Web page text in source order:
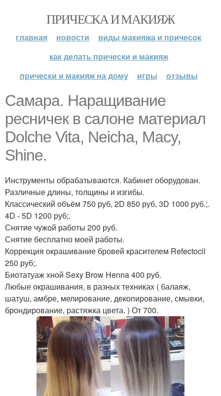
ПРИЧЕСКА И МАКИЯЖ
главная новости
виды макияжа и причесок
как делать прически и макияж
прически и макияж на дому
игры отзывы
Самара. Наращивание
ресничек в салоне материал
Dolche Vita, Neicha, Macy,
Shine.
Инструменты обрабатываются. Кабинет оборудован.
Различные длины, толщины и изгибы.
Классический объём 750 руб, 2D 850 руб, 3D 1000 руб.;.
4D - 5D 1200 руб;.
Снятие чужой работы 200 руб.
Снятие бесплатно моей работы.
Коррекция окрашивание бровей красителем Refectocil
250 руб;.
Биотатуаж хной Sexy Brow Henna 400 руб.
Любые окрашивания, в разных техниках ( балаяж,
шатуш, амбре, мелирование, декопирование, смывки,
брондирование, растяжка цвета. ) От 700.